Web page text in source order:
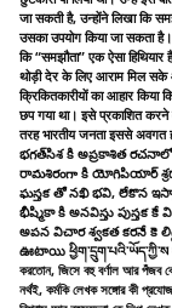
जा सकती है, उन्होंने लिखा कि
उसका उपयोग किया जा सकता
कि “समझौता” एक ऐसा हिथियार
थोड़ी देर के लिए आराम मिल
क्रिकितकारीयों का आहार
छप गया था। इसे प्रकाशित करने
तरह भारतीय जनता इससे अवगत
భగత్‌సిశ కి అప్రకాశిత
రామశిరంగా కి యోగిపియార్ శ్రదా
ఘస్తక తో నఖి భవి, లేకొన
భీష్మికా కి అనవిస్తు పుస్తక
అపన విచార శ్వకత కరనే కె
ఊటాయి ཕྱིག་དྲུག་པའི་ཡོད་ཀྱི་ས লালা
করতোন, জিসে বহু বর্ণাল আর পঁজব
নর্থই, কর্মকি লেখক সঙ্গোর কী